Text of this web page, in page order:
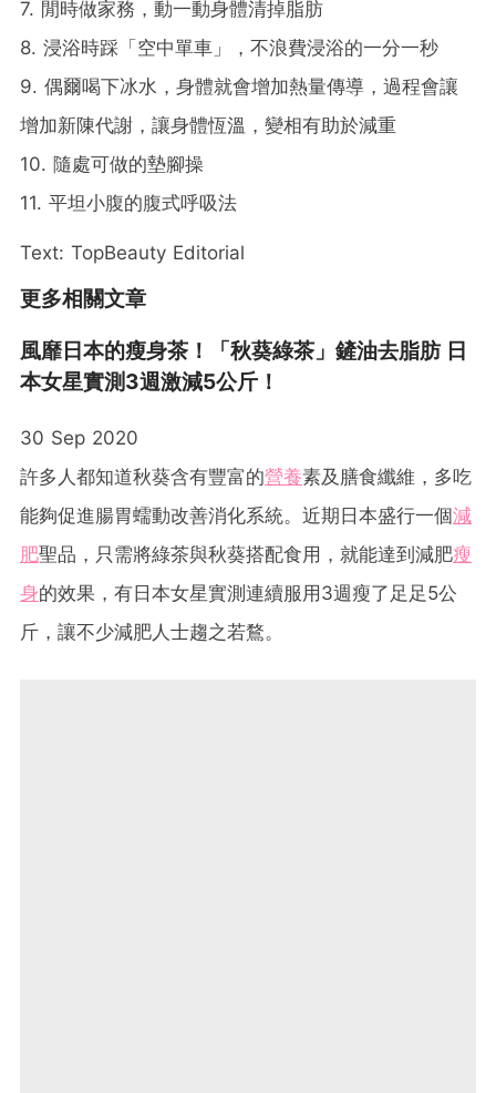
7. 閒時做家務，動一動身體清掉脂肪
8. 浸浴時踩「空中單車」，不浪費浸浴的一分一秒
9. 偶爾喝下冰水，身體就會增加熱量傳導，過程會讓
增加新陳代謝，讓身體恆溫，變相有助於減重
10. 隨處可做的墊腳操
11. 平坦小腹的腹式呼吸法
Text: TopBeauty Editorial
更多相關文章
風靡日本的瘦身茶！「秋葵綠茶」鏟油去脂肪 日
本女星實測3週激減5公斤！
30 Sep 2020
許多人都知道秋葵含有豐富的營養素及膳食纖維，多吃
能夠促進腸胃蠕動改善消化系統。近期日本盛行一個減
肥聖品，只需將綠茶與秋葵搭配食用，就能達到減肥瘦
身的效果，有日本女星實測連續服用3週瘦了足足5公
斤，讓不少減肥人士趨之若鶩。